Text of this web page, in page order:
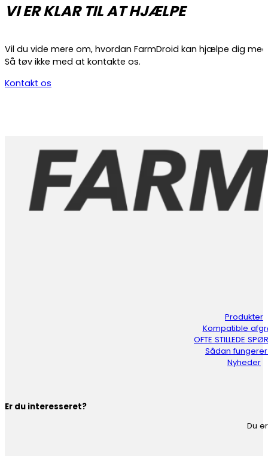
VI ER KLAR TIL AT HJÆLPE
Vil du vide mere om, hvordan FarmDroid kan hjælpe dig
Så tøv ikke med at kontakte os.
Kontakt os
Produkter
Kompatible
OFTE STILLEDE
Sådan
Nyheder
Er du interesseret?
Du